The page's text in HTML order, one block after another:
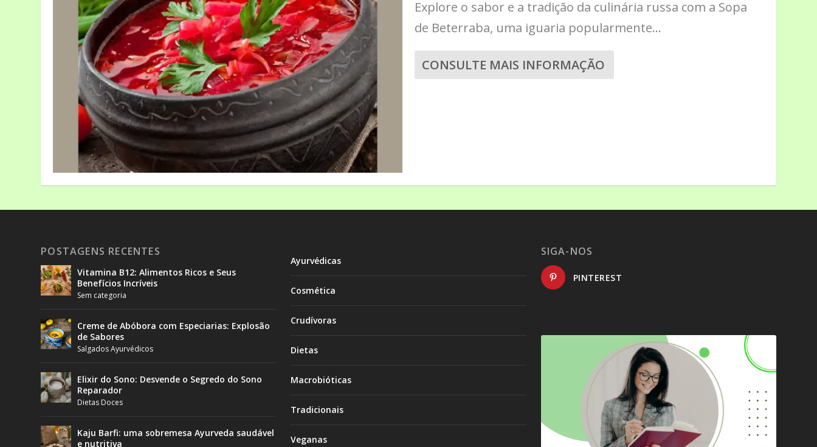
Explore o sabor e a tradição da culinária russa com a Sopa
de Beterraba, uma iguaria popularmente...
CONSULTE MAIS INFORMAÇÃO
POSTAGENS RECENTES
Vitamina B12: Alimentos Ricos e Seus
Benefícios Incríveis
Sem categoria
Creme de Abóbora com Especiarias: Explosão
de Sabores
Salgados Ayurvédicos
Elixir do Sono: Desvende o Segredo do Sono
Reparador
Dietas Doces
Kaju Barfi: uma sobremesa Ayurveda saudável
e nutritiva
Ayurvédicas
Cosmética
Crudívoras
Dietas
Macrobióticas
Tradicionais
Veganas
SIGA-NOS
PINTEREST